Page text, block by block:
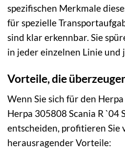
spezifischen Merkmale
für spezielle
sind klar erkennbar. Sie
in jeder einzelnen Linie und
Vorteile, die
Wenn Sie sich für den
Herpa 305808 Scania R `04
entscheiden, profitieren Sie
herausragender Vorteile: